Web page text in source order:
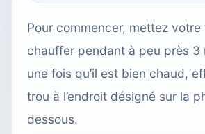
Pour commencer, mettez
chauffer pendant à peu près 3
une fois qu’il est bien chaud,
trou à l’endroit désigné sur la
dessous.